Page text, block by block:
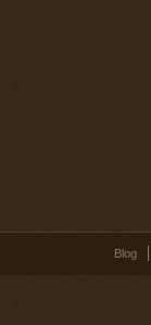
Blog